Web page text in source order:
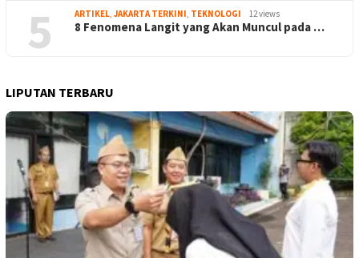
5 ARTIKEL, JAKARTA TERKINI, TEKNOLOGI 12 views
8 Fenomena Langit yang Akan Muncul pada …
LIPUTAN TERBARU